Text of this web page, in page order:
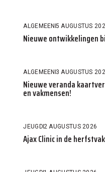
ALGEMEEN 5 AUGUSTUS
Nieuwe ontwikkelingen
ALGEMEEN 3 AUGUSTUS
Nieuwe veranda
en vakmensen!
JEUGD2 AUGUSTUS 2026
Ajax Clinic in de